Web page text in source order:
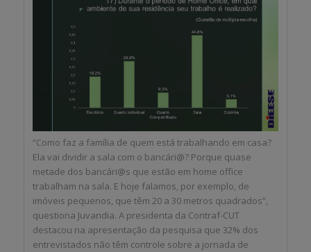
“Como faz a família de quem está trabalhando em casa?
Ela vai dividir a sala com o bancári@? Porque quase
metade dos bancári@s que estão em home office
trabalham na sala. E hoje falamos, por exemplo, de
imóveis pequenos, que têm 20 a 30 metros quadrados”,
questiona Juvandia. A presidenta da Contraf-CUT
destacou na apresentação da pesquisa que 32% dos
entrevistados não têm controle sobre a jornada de